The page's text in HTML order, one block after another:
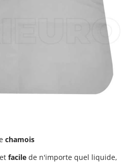
chamois
et facile de n'importe quel liquide,